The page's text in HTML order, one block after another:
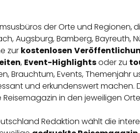
der Orte und Regionen,
Augsburg, Bamberg, Bayreuth,
zur kostenlosen
, Event-Highlightsoder zu
Brauchtum, Events, Themenjahr
und erkundenswert machen.
Reisemagazin in den jeweiligen
Redaktion wählt die